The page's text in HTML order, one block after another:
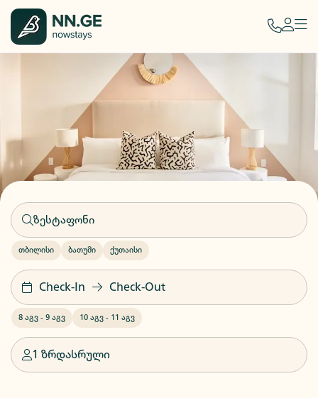
თბილისი ბათუმი ქუთაისი
Check-In Check-Out
8 აგვ - 9 აგვ 10 აგვ - 11 აგვ
1 ზრდასრული